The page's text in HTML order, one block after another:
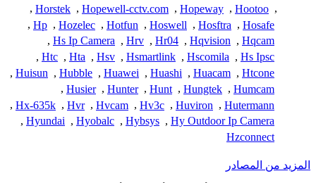
,
Hootoo
,
Hopeway
,
Hopewell-cctv.com
,
Horstek
,
Hosafe
,
Hosftra
,
Hoswell
,
Hotfun
,
Hozelec
,
Hp
,
Hqcam
,
Hqvision
,
Hr04
,
Hrv
,
Hs Ip Camera
,
Hs Ipsc
,
Hscomila
,
Hsmartlink
,
Hsv
,
Hta
,
Htc
,
Htcone
,
Huacam
,
Huashi
,
Huawei
,
Hubble
,
Huisun
,
Humcam
,
Hungtek
,
Hunt
,
Hunter
,
Husier
,
Hutermann
,
Huviron
,
Hv3c
,
Hvcam
,
Hvr
,
Hx-635k
,
Hy Outdoor Ip Camera
,
Hybsys
,
Hyobalc
,
Hyundai
,
Hzconnect
المزيد من المصادر